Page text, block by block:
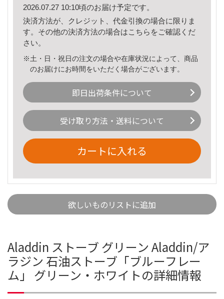
2026.07.27 10:10頃のお届け予定です。
決済方法が、クレジット、代金引換の場合に限りま
す。その他の決済方法の場合はこちら をご確認くだ
さい。
※土・日・祝日の注文の場合や在庫状況によって、商品
のお届けにお時間をいただく場合がございます。
即日出荷条件について
受け取り方法・送料について
カートに入れる
欲しいものリストに追加
Aladdin ストーブ グリーン Aladdin/ア
ラジン 石油ストーブ「ブルーフレー
ム」 グリーン・ホワイトの詳細情報